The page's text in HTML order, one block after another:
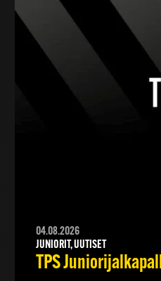
04.08.2026
JUNIORIT, UUTISET
TPS